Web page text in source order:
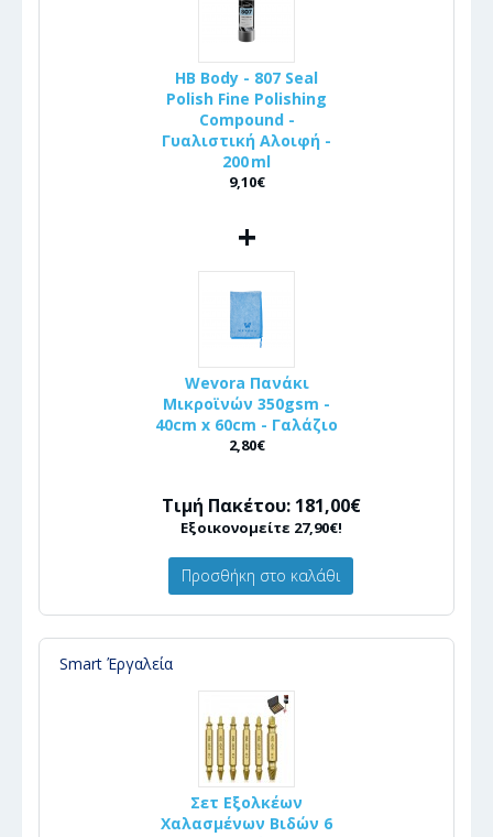
HB Body - 807 Seal
Polish Fine Polishing
Compound -
Γυαλιστική Αλοιφή -
200 ml
9,10€
+
Wevora Πανάκι
Μικροϊνών 350gsm -
40cm x 60cm - Γαλάζιο
2,80€
Τιμή Πακέτου: 181,00€
Εξοικονομείτε 27,90€!
Προσθήκη στο καλάθι
Smart Έργαλεία
Σετ Εξολκέων
Χαλασμένων Βιδών 6